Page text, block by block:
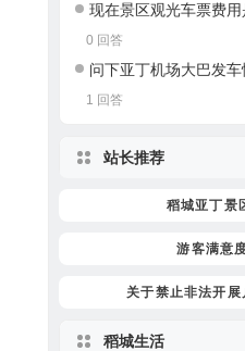
现在景区观光车票费用
0 回答
问下亚丁机场大巴发车
1 回答
站长推荐
稻城亚丁景
游客满意
关于禁止非法开
稻城生活